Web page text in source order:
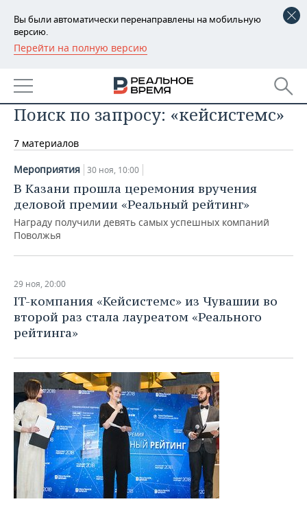
Вы были автоматически перенаправлены на мобильную
версию.
Перейти на полную версию
РЕГИОНЫ
БАШКОРТОСТАН
ТАТАРСТАН
УДМУРТИЯ
НОВОСТИ
АНАЛИТИКА
НОВОСТИ АНАЛИТИКИ
ДЕКЛАРАЦИИ О ДОХОДАХ
КОРОЛИ ГОСЗАКАЗА ПФО
ВУЗЫ ТАТАРСТАНА
ТОРГОВЫЕ ЦЕНТРЫ
ТАТАРСТАНА
ЭКОНОМИКА
НОВОСТИ ЭКОНОМИКИ
ФИНАНСЫ
БАНКИ
ИНВЕСТИЦИИ
ПРОМЫШЛЕННОСТЬ
НОВОСТИ
ПРОМЫШЛЕННОСТИ
МАШИНОСТРОЕНИЕ
НЕФТЕХИМИЯ
ОПК
ЭНЕРГЕТИКА
НЕДВИЖИМОСТЬ
НОВОСТИ НЕДВИЖИМОСТИ
АВТО
НОВОСТИ БИЗНЕСА
РОЗНИЧНАЯ ТОРГОВЛЯ
УСЛУГИ
ТЕХНОЛОГИИ
НОВОСТИ ТЕХНОЛОГИЙ
МЕДИА
ТЕЛЕКОММУНИКАЦИИ
МЕРОПРИЯТИЯ
ВЫЕЗДНАЯ РЕДАКЦИЯ
БИЗНЕС-БРАНЧИ
ONLINE-КОНФЕРЕНЦИИ
ОТКРЫТАЯ ЛЕКЦИЯ
НОВОСТИ СПОРТА
ФУТБОЛ
ХОККЕЙ
БАСКЕТБОЛ
ОБЩЕСТВО
НОВОСТИ ОБЩЕСТВА
ВЛАСТЬ
ИНФРАСТРУКТУРА
ФОТОГАЛЕРЕЯ
СЮЖЕТЫ
СПРАВОЧНИК
Поиск по запросу: «кейсистемс»
7 материалов
Мероприятия 30 ноя, 10:00
В Казани прошла церемония вручения
деловой премии «Реальный рейтинг»
Награду получили девять самых успешных компаний
Поволжья
29 ноя, 20:00
IT-компания «Кейсистемс» из Чувашии во
второй раз стала лауреатом «Реального
рейтинга»